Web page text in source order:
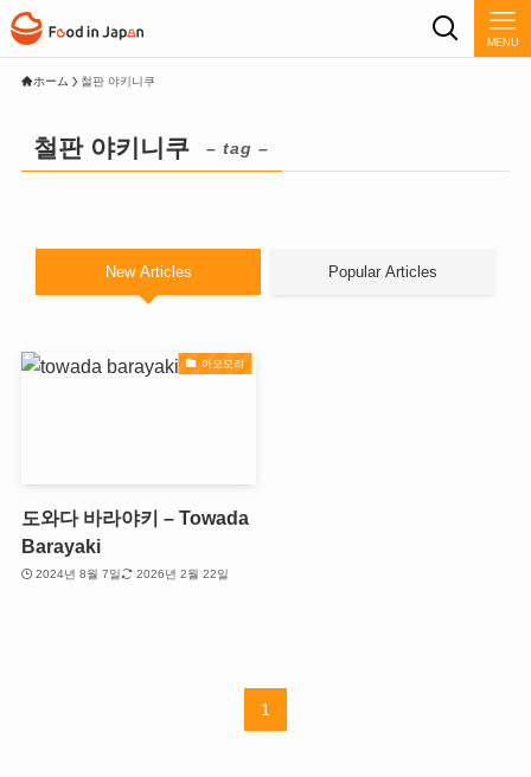
MENU
ホーム 철판 야키니쿠
철판 야키니쿠 – tag –
New Articles Popular Articles
아오모리
도와다 바라야키 – Towada
Barayaki
2024년 8월 7일 2026년 2월 22일
1